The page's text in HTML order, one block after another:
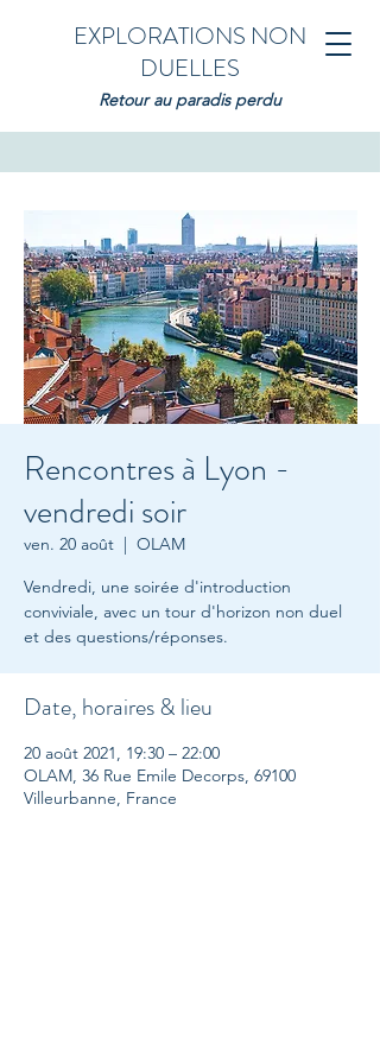
EXPLORATIONS NON
DUELLES
Retour au paradis perdu
Rencontres à Lyon -
vendredi soir
ven. 20 août
  |
OLAM
Vendredi, une soirée d'introduction
conviviale, avec un tour d'horizon non duel
et des questions/réponses.
Date, horaires & lieu
20 août 2021, 19:30 – 22:00
OLAM, 36 Rue Emile Decorps, 69100
Villeurbanne, France